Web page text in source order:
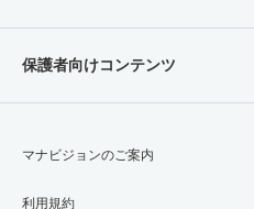
保護者向けコンテンツ
マナビジョンのご案内
利用規約